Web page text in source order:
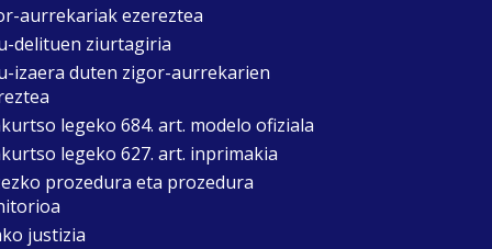
aurrekariak ezereztea
delituen ziurtagiria
izaera duten zigor-aurrekarien
legeko 684. art. modelo ofiziala
legeko 627. art. inprimakia
prozedura eta prozedura
justizia